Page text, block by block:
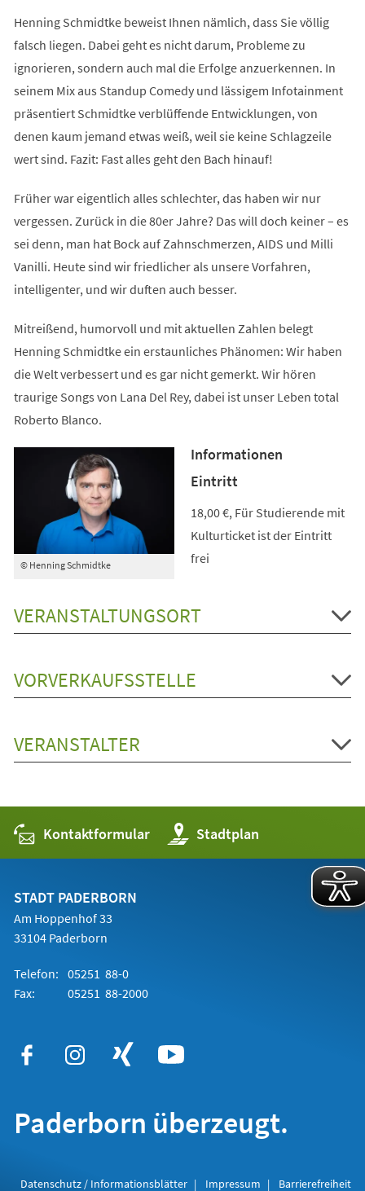
Henning Schmidtke beweist Ihnen nämlich, dass Sie völlig
falsch liegen. Dabei geht es nicht darum, Probleme zu
ignorieren, sondern auch mal die Erfolge anzuerkennen. In
seinem Mix aus Standup Comedy und lässigem Infotainment
präsentiert Schmidtke verblüffende Entwicklungen, von
denen kaum jemand etwas weiß, weil sie keine Schlagzeile
wert sind. Fazit: Fast alles geht den Bach hinauf!
Früher war eigentlich alles schlechter, das haben wir nur
vergessen. Zurück in die 80er Jahre? Das will doch keiner – es
sei denn, man hat Bock auf Zahnschmerzen, AIDS und Milli
Vanilli. Heute sind wir friedlicher als unsere Vorfahren,
intelligenter, und wir duften auch besser.
Mitreißend, humorvoll und mit aktuellen Zahlen belegt
Henning Schmidtke ein erstaunliches Phänomen: Wir haben
die Welt verbessert und es gar nicht gemerkt. Wir hören
traurige Songs von Lana Del Rey, dabei ist unser Leben total
Roberto Blanco.
© Henning Schmidtke
Informationen
Eintritt
18,00 €, Für Studierende mit
Kulturticket ist der Eintritt
frei
VERANSTALTUNGSORT
VORVERKAUFSSTELLE
VERANSTALTER
Kontaktformular Stadtplan
(Öffnet
in
einem
STADT PADERBORN
Am Hoppenhof 33
33104 Paderborn
Telefon: 05251 88-0
Fax:
05251 88-2000
Paderborn überzeugt.
Datenschutz / Informationsblätter Impressum
Barrierefreiheit